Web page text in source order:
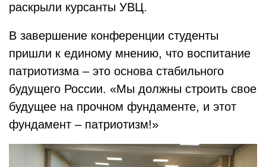
раскрыли курсанты УВЦ.
В завершение конференции студенты
пришли к единому мнению, что воспитание
патриотизма – это основа стабильного
будущего России. «Мы должны строить свое
будущее на прочном фундаменте, и этот
фундамент – патриотизм!»